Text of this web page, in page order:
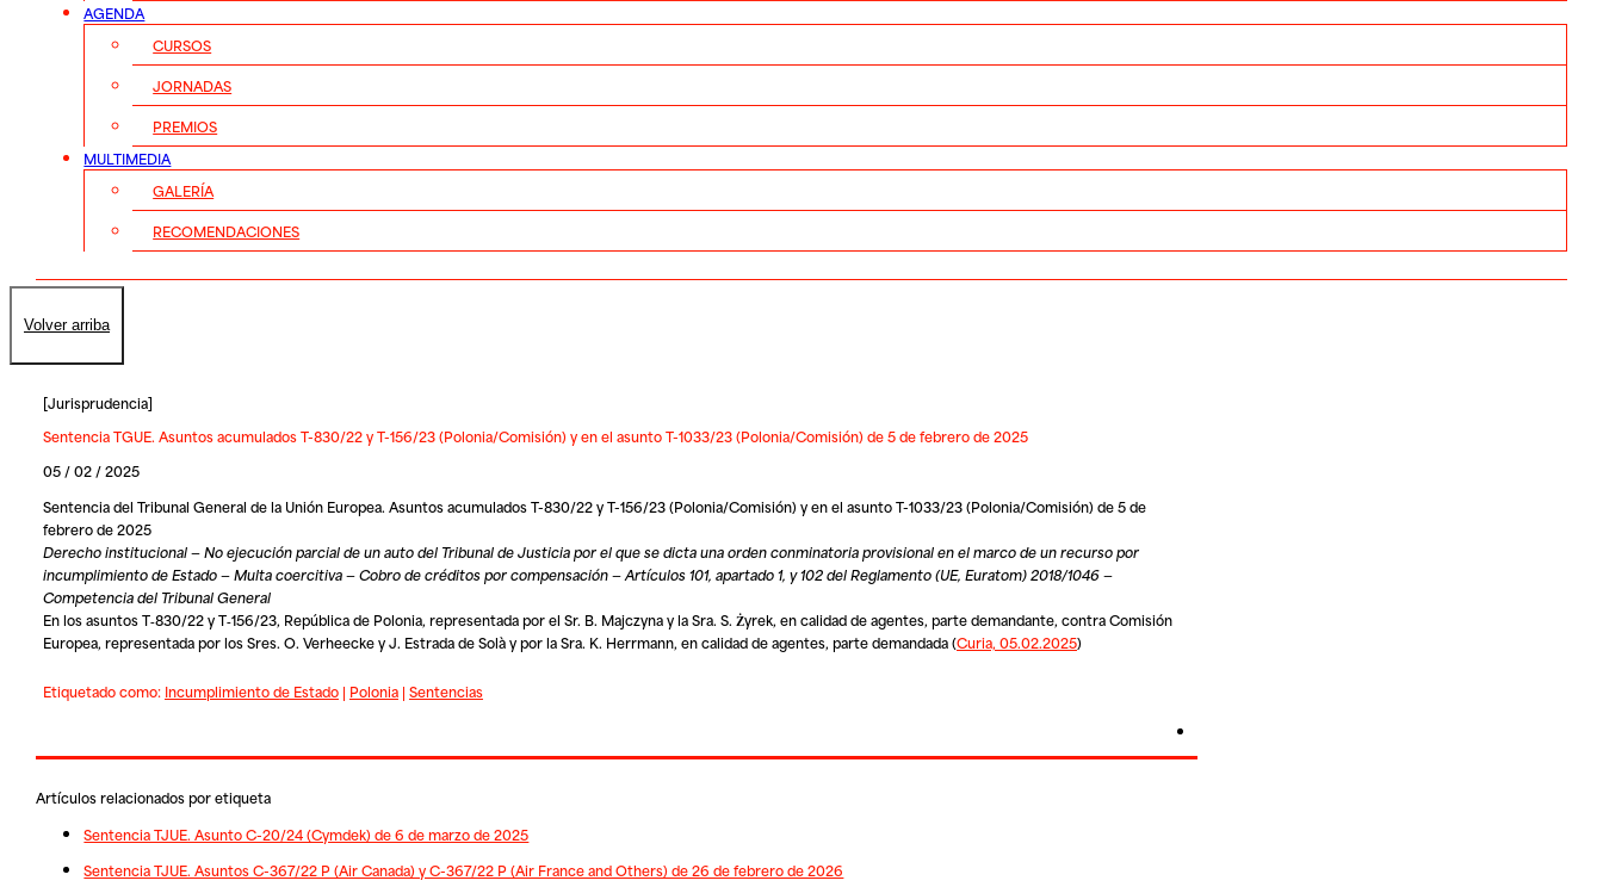
AGENDA
CURSOS
JORNADAS
PREMIOS
MULTIMEDIA
GALERÍA
RECOMENDACIONES
Volver arriba
[Jurisprudencia]
Sentencia TGUE. Asuntos acumulados T-830/22 y T-156/23 (Polonia/Comisión) y en el asunto T-1033/23 (Polonia/Comisión) de 5 de febrero de 2025
05 / 02 / 2025
Sentencia del Tribunal General de la Unión Europea. Asuntos acumulados T-830/22 y T-156/23 (Polonia/Comisión) y en el asunto T-1033/23 (Polonia/Comisión) de 5 de
febrero de 2025
Derecho institucional — No ejecución parcial de un auto del Tribunal de Justicia por el que se dicta una orden conminatoria provisional en el marco de un recurso por
incumplimiento de Estado — Multa coercitiva — Cobro de créditos por compensación — Artículos 101, apartado 1, y 102 del Reglamento (UE, Euratom) 2018/1046 —
Competencia del Tribunal General
En los asuntos T‑830/22 y T‑156/23, República de Polonia, representada por el Sr. B. Majczyna y la Sra. S. Żyrek, en calidad de agentes, parte demandante, contraComisión
Europea, representada por los Sres. O. Verheecke y J. Estrada de Solà y por la Sra. K. Herrmann, en calidad de agentes, parte demandada(Curia, 05.02.2025)
Etiquetado como: Incumplimiento de Estado| Polonia| Sentencias
Artículos relacionados por etiqueta
Sentencia TJUE. Asunto C-20/24 (Cymdek) de 6 de marzo de 2025
Sentencia TJUE. Asuntos C-367/22 P (Air Canada) y C-367/22 P (Air France and Others) de 26 de febrero de 2026